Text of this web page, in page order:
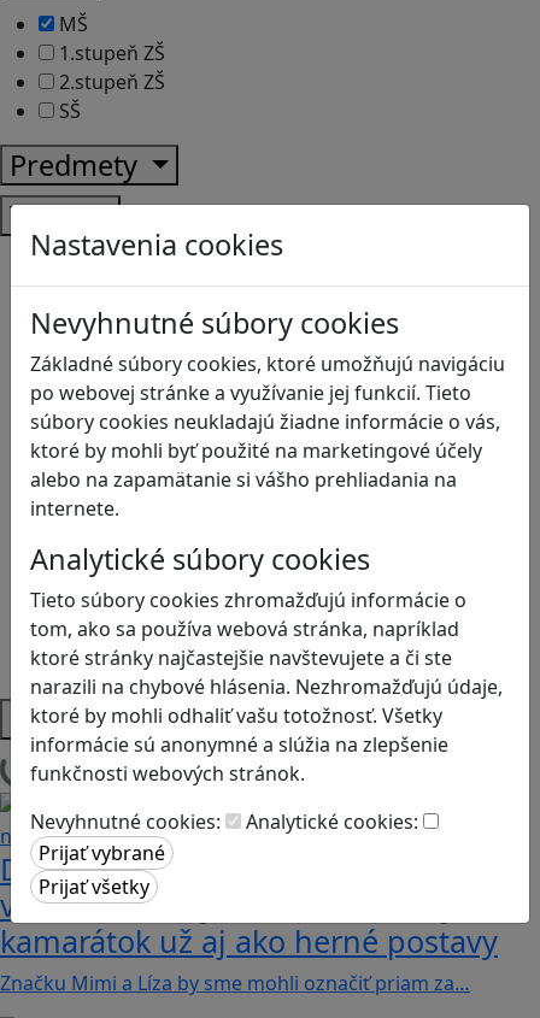
Nastavenia cookies
Nevyhnutné súbory cookies
Základné súbory cookies, ktoré umožňujú navigáciu
po webovej stránke a využívanie jej funkcií. Tieto
súbory cookies neukladajú žiadne informácie o vás,
ktoré by mohli byť použité na marketingové účely
alebo na zapamätanie si vášho prehliadania na
internete.
Analytické súbory cookies
Tieto súbory cookies zhromažďujú informácie o
tom, ako sa používa webová stránka, napríklad
ktoré stránky najčastejšie navštevujete a či ste
narazili na chybové hlásenia. Nezhromažďujú údaje,
ktoré by mohli odhaliť vašu totožnosť. Všetky
informácie sú anonymné a slúžia na zlepšenie
funkčnosti webových stránok.
Nevyhnutné cookies:
Analytické cookies:
MŠ
1.stupeň ZŠ
2.stupeň ZŠ
SŠ
Predmety
Témy
Bezpečnosť na internete
Čítanie s porozumením
Digitálna rovnováha
Ekológia
Globálne vzdelávanie
Kreativita
Kritické myslenie
Kyberšikana
Logické myslenie
Ľudské práva a tolerancia
Motorika a koncentrácia
Programovanie/Technika
Sociálne zručnosti a kooperácia
Strategické myslenie
Zdravie a pohyb
Platformy
Načítam blogy
Dobrodružstvá Mimi a Lízy vo
videohre? Dvojica neoddeliteľných
kamarátok už aj ako herné postavy
Značku Mimi a Líza by sme mohli označiť priam za…